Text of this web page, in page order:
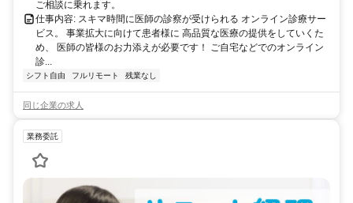
ご相談に乗れます。
仕事内容: スキマ時間に医師の診察が受けられる オンライン診療サー
ビス。 事業拡大に向けて患者様に 高品質な医療の提供をしていくた
め、 医師の皆様のお力添えが必要です！ ご自宅などでのオンライン
診...
シフト自由 フルリモート 残業なし
同じ企業の求人
業務委託